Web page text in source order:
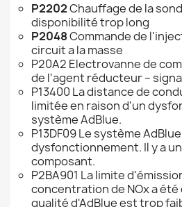
P2202Chauffage de la
disponibilité trop long
P2048Commande de
circuit a la masse
P20A2 Electrovanne de
de l'agent réducteur –
P13400 La distance de
limitée en raison d'un
système AdBlue.
P13DF09 Le système
dysfonctionnement. Il y a
composant.
P2BA901 La limite
concentration de NOx a été
qualité d'AdBlue est trop